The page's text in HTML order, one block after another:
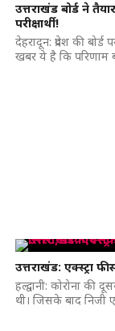
उत्तराखंड बोर्ड ने
परीक्षार्थी!
देहरादून: प्रदेश की
खबर ये है कि परिणाम
उत्तराखंड: एक्स्ट्रा
हल्द्वानी: कोरोना
थी। जिसके बाद निजी